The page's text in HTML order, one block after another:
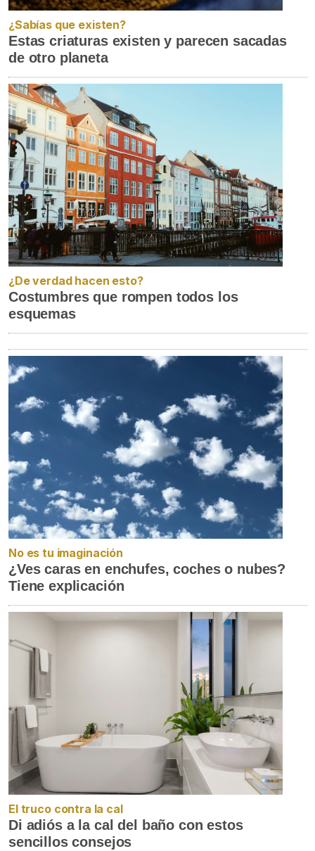
¿Sabías que existen?
Estas criaturas existen y parecen sacadas
de otro planeta
¿De verdad hacen esto?
Costumbres que rompen todos los
esquemas
No es tu imaginación
¿Ves caras en enchufes, coches o nubes?
Tiene explicación
El truco contra la cal
Di adiós a la cal del baño con estos
sencillos consejos